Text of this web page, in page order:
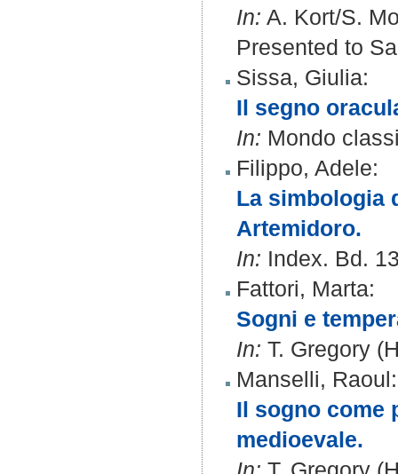
In: A. Kort/S.
Presented to
Sissa, Giulia:
Il segno
In: Mondo
Filippo, Adele:
La simbologia
Artemidoro.
In: Index. Bd.
Fattori, Marta:
Sogni e
In: T. Gregory
Manselli, Raoul:
Il sogno come
medioevale.